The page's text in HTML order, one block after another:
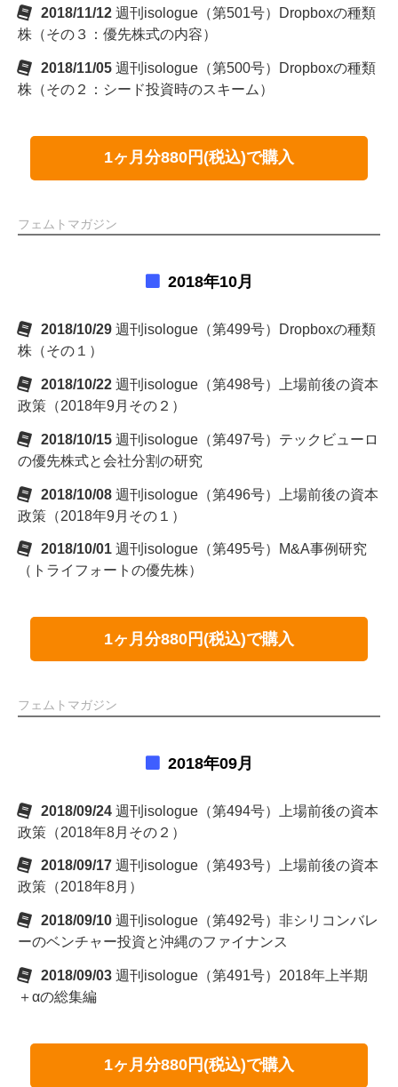
2018/11/12 週刊isologue（第501号）Dropboxの種類
株（その３：優先株式の内容）
2018/11/05 週刊isologue（第500号）Dropboxの種類
株（その２：シード投資時のスキーム）
1ヶ月分880円(税込)で購入
フェムトマガジン
2018年10月
2018/10/29 週刊isologue（第499号）Dropboxの種類
株（その１）
2018/10/22 週刊isologue（第498号）上場前後の資本
政策（2018年9月その２）
2018/10/15 週刊isologue（第497号）テックビューロ
の優先株式と会社分割の研究
2018/10/08 週刊isologue（第496号）上場前後の資本
政策（2018年9月その１）
2018/10/01 週刊isologue（第495号）M&A事例研究
（トライフォートの優先株）
1ヶ月分880円(税込)で購入
フェムトマガジン
2018年09月
2018/09/24 週刊isologue（第494号）上場前後の資本
政策（2018年8月その２）
2018/09/17 週刊isologue（第493号）上場前後の資本
政策（2018年8月）
2018/09/10 週刊isologue（第492号）非シリコンバレ
ーのベンチャー投資と沖縄のファイナンス
2018/09/03 週刊isologue（第491号）2018年上半期
＋αの総集編
1ヶ月分880円(税込)で購入